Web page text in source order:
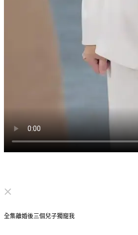
点击取消静音
全集離婚後三個兒子獨寵我